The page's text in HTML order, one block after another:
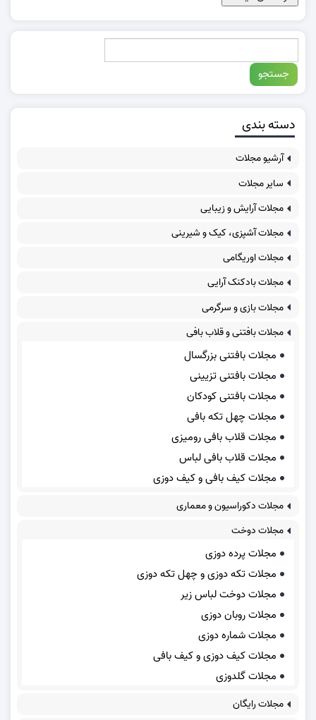
دسته بندی
آرشیو مجلات
سایر مجلات
مجلات آرایش و زیبایی
مجلات آشپزی، کیک و شیرینی
مجلات اوریگامی
مجلات بادکنک آرایی
مجلات بازی و سرگرمی
مجلات بافتنی و قلاب بافی
مجلات بافتنی بزرگسال
مجلات بافتنی تزیینی
مجلات بافتنی کودکان
مجلات چهل تکه بافی
مجلات قلاب بافی رومیزی
مجلات قلاب بافی لباس
مجلات کیف بافی و کیف دوزی
مجلات دکوراسیون و معماری
مجلات دوخت
مجلات پرده دوزی
مجلات تکه دوزی و چهل تکه دوزی
مجلات دوخت لباس زیر
مجلات روبان دوزی
مجلات شماره دوزی
مجلات کیف دوزی و کیف بافی
مجلات گلدوزی
مجلات رایگان